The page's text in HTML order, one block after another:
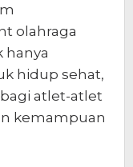
olahraga
hanya
hidup sehat,
atlet-atlet
kemampuan